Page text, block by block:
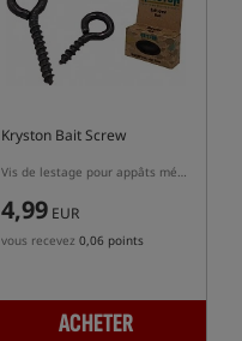
Kryston Bait Screw
Vis de lestage pour appâts métalliques
4,99 EUR
vous recevez 0,06 points
ACHETER